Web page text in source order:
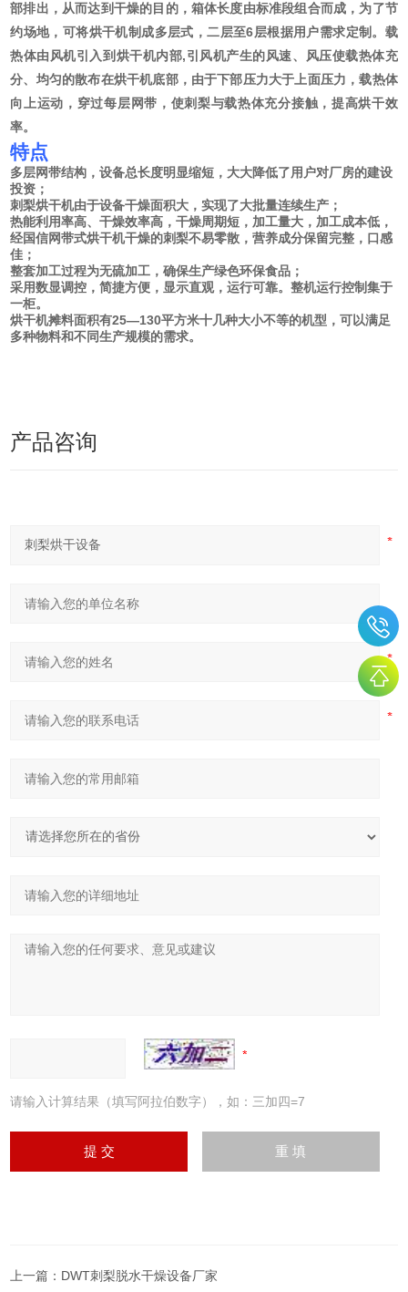
部排出，从而达到干燥的目的，箱体长度由标准段组合而成，为了节
约场地，可将烘干机制成多层式，二层至6层根据用户需求定制。载
热体由风机引入到烘干机内部,引风机产生的风速、风压使载热体充
分、均匀的散布在烘干机底部，由于下部压力大于上面压力，载热体
向上运动，穿过每层网带，使刺梨与载热体充分接触，提高烘干效
率。
特点
多层网带结构，设备总长度明显缩短，大大降低了用户对厂房的建设
投资；
刺梨烘干机由于设备干燥面积大，实现了大批量连续生产；
热能利用率高、干燥效率高，干燥周期短，加工量大，加工成本低，
经国信网带式烘干机干燥的刺梨不易零散，营养成分保留完整，口感
佳；
整套加工过程为无硫加工，确保生产绿色环保食品；
采用数显调控，简捷方便，显示直观，运行可靠。整机运行控制集于
一柜。
烘干机摊料面积有25—130平方米十几种大小不等的机型，可以满足
多种物料和不同生产规模的需求。
产品咨询
请输入计算结果（填写阿拉伯数字），如：三加四=7
上一篇： DWT刺梨脱水干燥设备厂家